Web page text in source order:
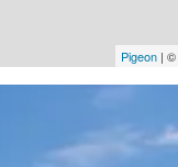
Pigeon | ©